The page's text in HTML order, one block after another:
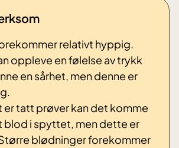
relativt hyppig.
oppleve en følelse av trykk
en sårhet, men denne er
er tatt prøver kan det komme
blod i spyttet, men dette er
blødninger forekommer